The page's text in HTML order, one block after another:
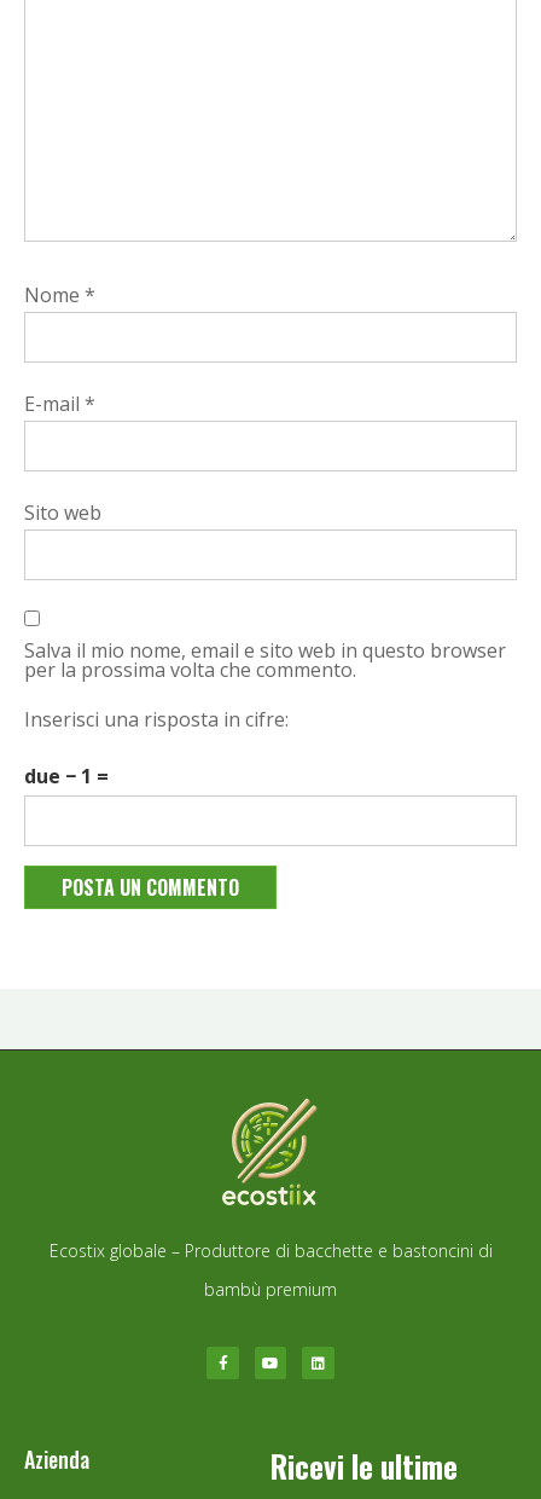
Nome *
E-mail *
Sito web
Salva il mio nome, email e sito web in questo browser
per la prossima volta che commento.
Inserisci una risposta in cifre:
due − 1 =
Ecostix globale – Produttore di bacchette e bastoncini di
bambù premium
Azienda
Ricevi le ultime